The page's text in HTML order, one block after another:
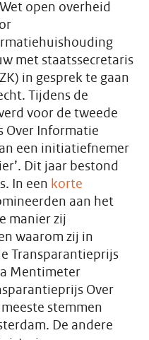
open overheid
met staatssecretaris
in gesprek te gaan
Tijdens de
voor de tweede
Over Informatie
een initiatiefnemer
Dit jaar bestond
In een korte
aan het
manier zij
waarom zij in
Transparantieprijs
Mentimeter
Over
stemmen
De andere